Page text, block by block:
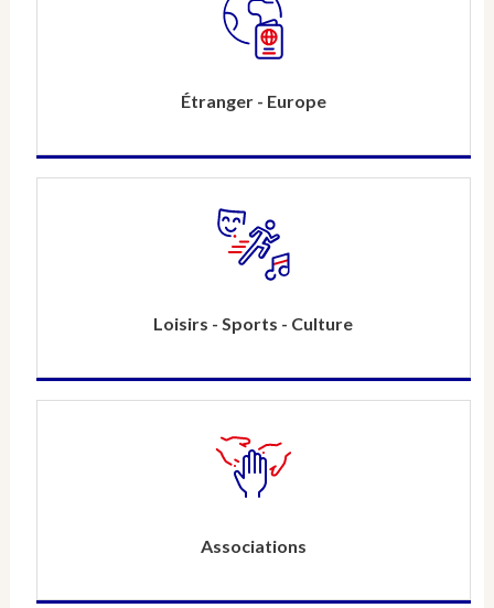
Étranger - Europe
Loisirs - Sports - Culture
Associations